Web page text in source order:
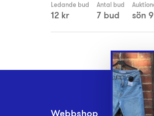
Ledande bud
12 kr
Antal bud
7 bud sön